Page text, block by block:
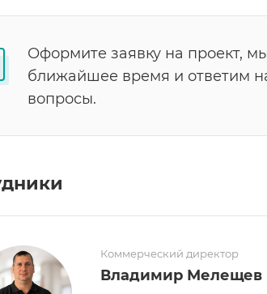
Оформите заявку на проект,
ближайшее время и ответим
вопросы.
Коммерческий директор
Владимир Мелещев